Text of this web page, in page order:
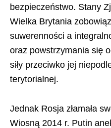
bezpieczeństwo. Stany
Wielka Brytania
suwerenności a
oraz powstrzymania się
siły przeciwko jej
terytorialnej.
Jednak Rosja złamała
Wiosną 2014 r. Putin